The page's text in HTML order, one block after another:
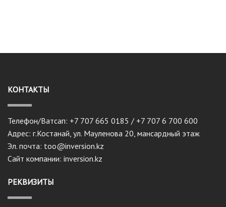
КОНТАКТЫ
Телефон/Ватсап: +7 707 665 0185 / +7 707 6 700 600
Адрес: г.Костанай, ул. Мауленова 20, мансардный этаж
Эл. почта: too@inversion.kz
Сайт компании: inversion.kz
РЕКВИЗИТЫ